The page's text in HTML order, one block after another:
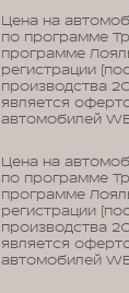
Цена на
по программе
программе
регистрации
производства
является
автомобилей
Цена на
по программе
программе
регистрации
производства
является
автомобилей